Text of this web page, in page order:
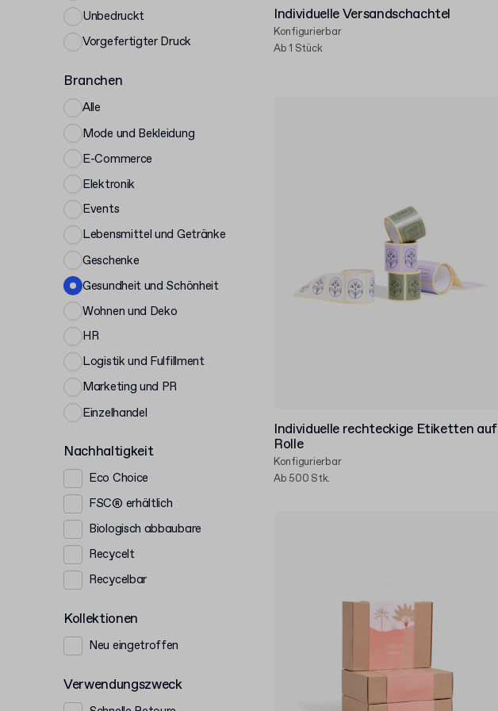
Unbedruckt
Vorgefertigter Druck
Branchen
Alle
Mode und Bekleidung
E-Commerce
Elektronik
Events
Lebensmittel und Getränke
Geschenke
Gesundheit und Schönheit
Wohnen und Deko
HR
Logistik und Fulfillment
Marketing und PR
Einzelhandel
Nachhaltigkeit
Eco Choice
FSC® erhältlich
Biologisch abbaubare
Recycelt
Recycelbar
Kollektionen
Neu eingetroffen
Verwendungszweck
Individuelle Versandschachtel
Konfigurierbar
Ab 1 Stück
Individuelle rechteckige Etiketten auf
Rolle
Konfigurierbar
Ab 500 Stk.